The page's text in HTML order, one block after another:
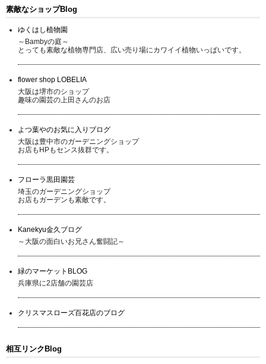
素敵なショップBlog
ゆくはし植物園
～Bambyの庭～
とっても素敵な植物専門店、広い売り場にカワイイ植物いっぱいです。
flower shop LOBELIA
大阪は堺市のショップ
趣味の園芸の上田さんのお店
よつ葉やのお気に入りブログ
大阪は豊中市のガーデニングショップ
お店もHPもセンス抜群です。
フローラ黒田園芸
埼玉のガーデニングショップ
お店もガーデンも素敵です。
Kanekyu金久ブログ
～大阪の面白いお兄さん奮闘記～
緑のマーケットBLOG
兵庫県に2店舗の園芸店
クリスマスローズ百花店のブログ
相互リンクBlog